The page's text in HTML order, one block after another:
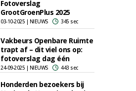
Fotoverslag
GrootGroenPlus 2025
03-10-2025 | NIEUWS 345 sec
Vakbeurs Openbare Ruimte
trapt af – dit viel ons op:
fotoverslag dag één
24-09-2025 | NIEUWS 443 sec
Honderden bezoekers bij